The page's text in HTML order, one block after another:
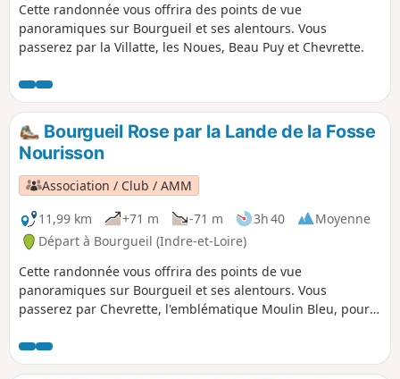
Cette randonnée vous offrira des points de vue
panoramiques sur Bourgueil et ses alentours. Vous
passerez par la Villatte, les Noues, Beau Puy et Chevrette.
Bourgueil Rose par la Lande de la Fosse
Nourisson
Association / Club / AMM
11,99 km
+71 m -71 m 3h 40
Moyenne
Départ à Bourgueil (Indre-et-Loire)
Cette randonnée vous offrira des points de vue
panoramiques sur Bourgueil et ses alentours. Vous
passerez par Chevrette, l'emblématique Moulin Bleu, pour
GR® de Pays Coteaux de Bourgueil, la Lande de la Fosse
Nourrisson pour redescendre vers Beau Puy et les Noues.